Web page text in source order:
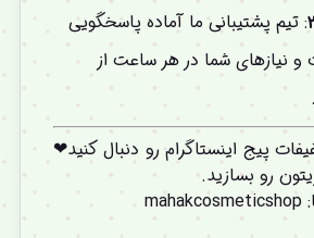
: تیم پشتیبانی ما آماده پاسخگویی
و نیازهای شما در هر ساعت از
پیج اینستاگرام رو دنبال کنید❤
رو بسازید.
:
mahakcosmeticshop